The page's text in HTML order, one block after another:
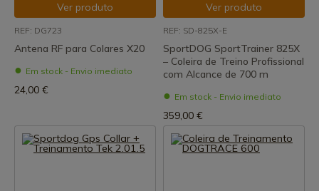
Ver produto
REF: DG723
Antena RF para Colares X20
Em stock - Envio imediato
24,00 €
Ver produto
REF: SD-825X-E
SportDOG SportTrainer 825X
– Coleira de Treino Profissional
com Alcance de 700 m
Em stock - Envio imediato
359,00 €